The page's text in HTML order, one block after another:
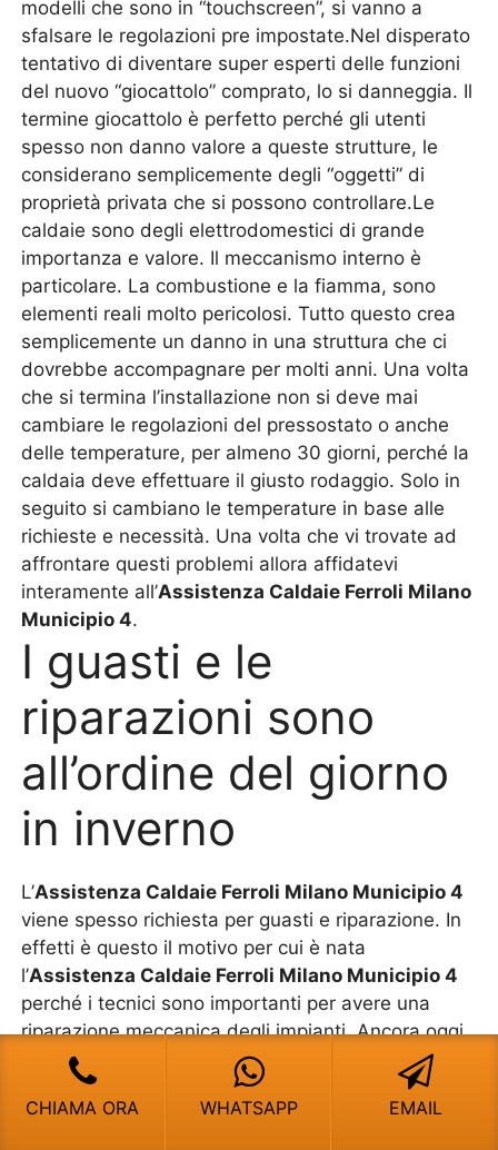
modelli che sono in “touchscreen”, si vanno a
sfalsare le regolazioni pre impostate.Nel disperato
tentativo di diventare super esperti delle funzioni
del nuovo “giocattolo” comprato, lo si danneggia. Il
termine giocattolo è perfetto perché gli utenti
spesso non danno valore a queste strutture, le
considerano semplicemente degli “oggetti” di
proprietà privata che si possono controllare.Le
caldaie sono degli elettrodomestici di grande
importanza e valore. Il meccanismo interno è
particolare. La combustione e la fiamma, sono
elementi reali molto pericolosi. Tutto questo crea
semplicemente un danno in una struttura che ci
dovrebbe accompagnare per molti anni. Una volta
che si termina l’installazione non si deve mai
cambiare le regolazioni del pressostato o anche
delle temperature, per almeno 30 giorni, perché la
caldaia deve effettuare il giusto rodaggio. Solo in
seguito si cambiano le temperature in base alle
richieste e necessità. Una volta che vi trovate ad
affrontare questi problemi allora affidatevi
interamente all’Assistenza Caldaie Ferroli Milano
Municipio 4.
I guasti e le
riparazioni sono
all’ordine del giorno
in inverno
L’Assistenza Caldaie Ferroli Milano Municipio 4
viene spesso richiesta per guasti e riparazione. In
effetti è questo il motivo per cui è nata
l’Assistenza Caldaie Ferroli Milano Municipio 4
perché i tecnici sono importanti per avere una
riparazione meccanica degli impianti. Ancora oggi,
quando si hanno questi problemi, ecco che si fa
intervenire immediatamente il personale
adatto.Tuttavia le tante necessità, le assurde
CHIAMA ORA WHATSAPP EMAIL